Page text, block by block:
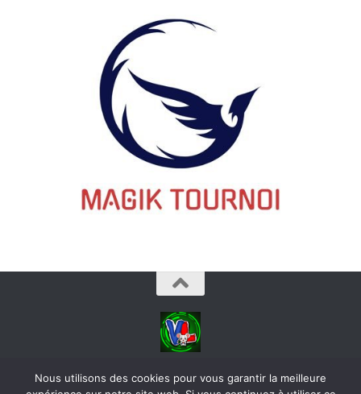
videoludos © 2026. Tous droits réservés.
Nous utilisons des cookies pour vous garantir la meilleure